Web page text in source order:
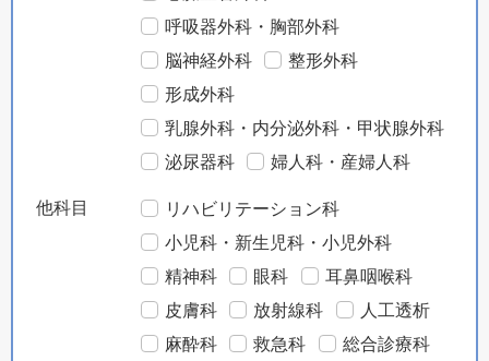
呼吸器外科・胸部外科
脳神経外科
整形外科
形成外科
乳腺外科・内分泌外科・甲状腺外科
泌尿器科
婦人科・産婦人科
他科目
リハビリテーション科
小児科・新生児科・小児外科
精神科
眼科
耳鼻咽喉科
皮膚科
放射線科
人工透析
麻酔科
救急科
総合診療科